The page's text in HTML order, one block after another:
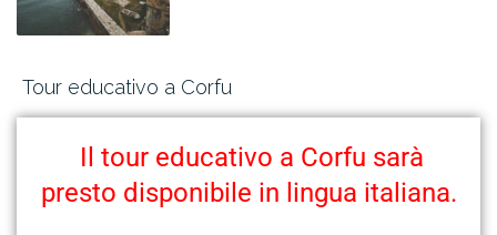
Tour educativo a Corfu
Il tour educativo a Corfu sarà
presto disponibile in lingua italiana.